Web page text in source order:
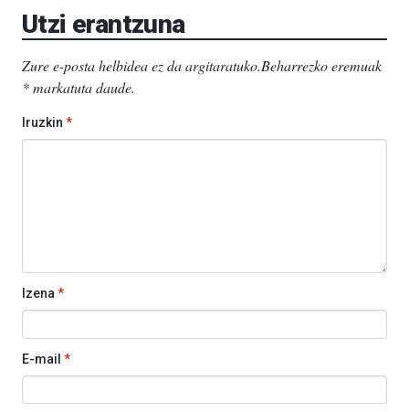
Utzi erantzuna
Zure e-posta helbidea ez da argitaratuko.Beharrezko eremuak
*markatuta daude.
Iruzkin *
Izena*
E-mail *